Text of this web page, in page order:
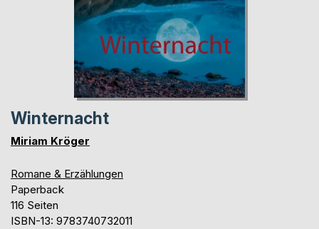
Winternacht
Miriam Kröger
Romane & Erzählungen
Paperback
116 Seiten
ISBN-13: 9783740732011